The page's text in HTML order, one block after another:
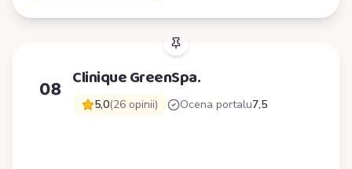
08 Clinique GreenSpa.
5,0(26 opinii) Ocena portalu7,5